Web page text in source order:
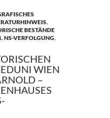
,
BESTÄNDE
,NS-VERFOLGUNG,
WIEN
–